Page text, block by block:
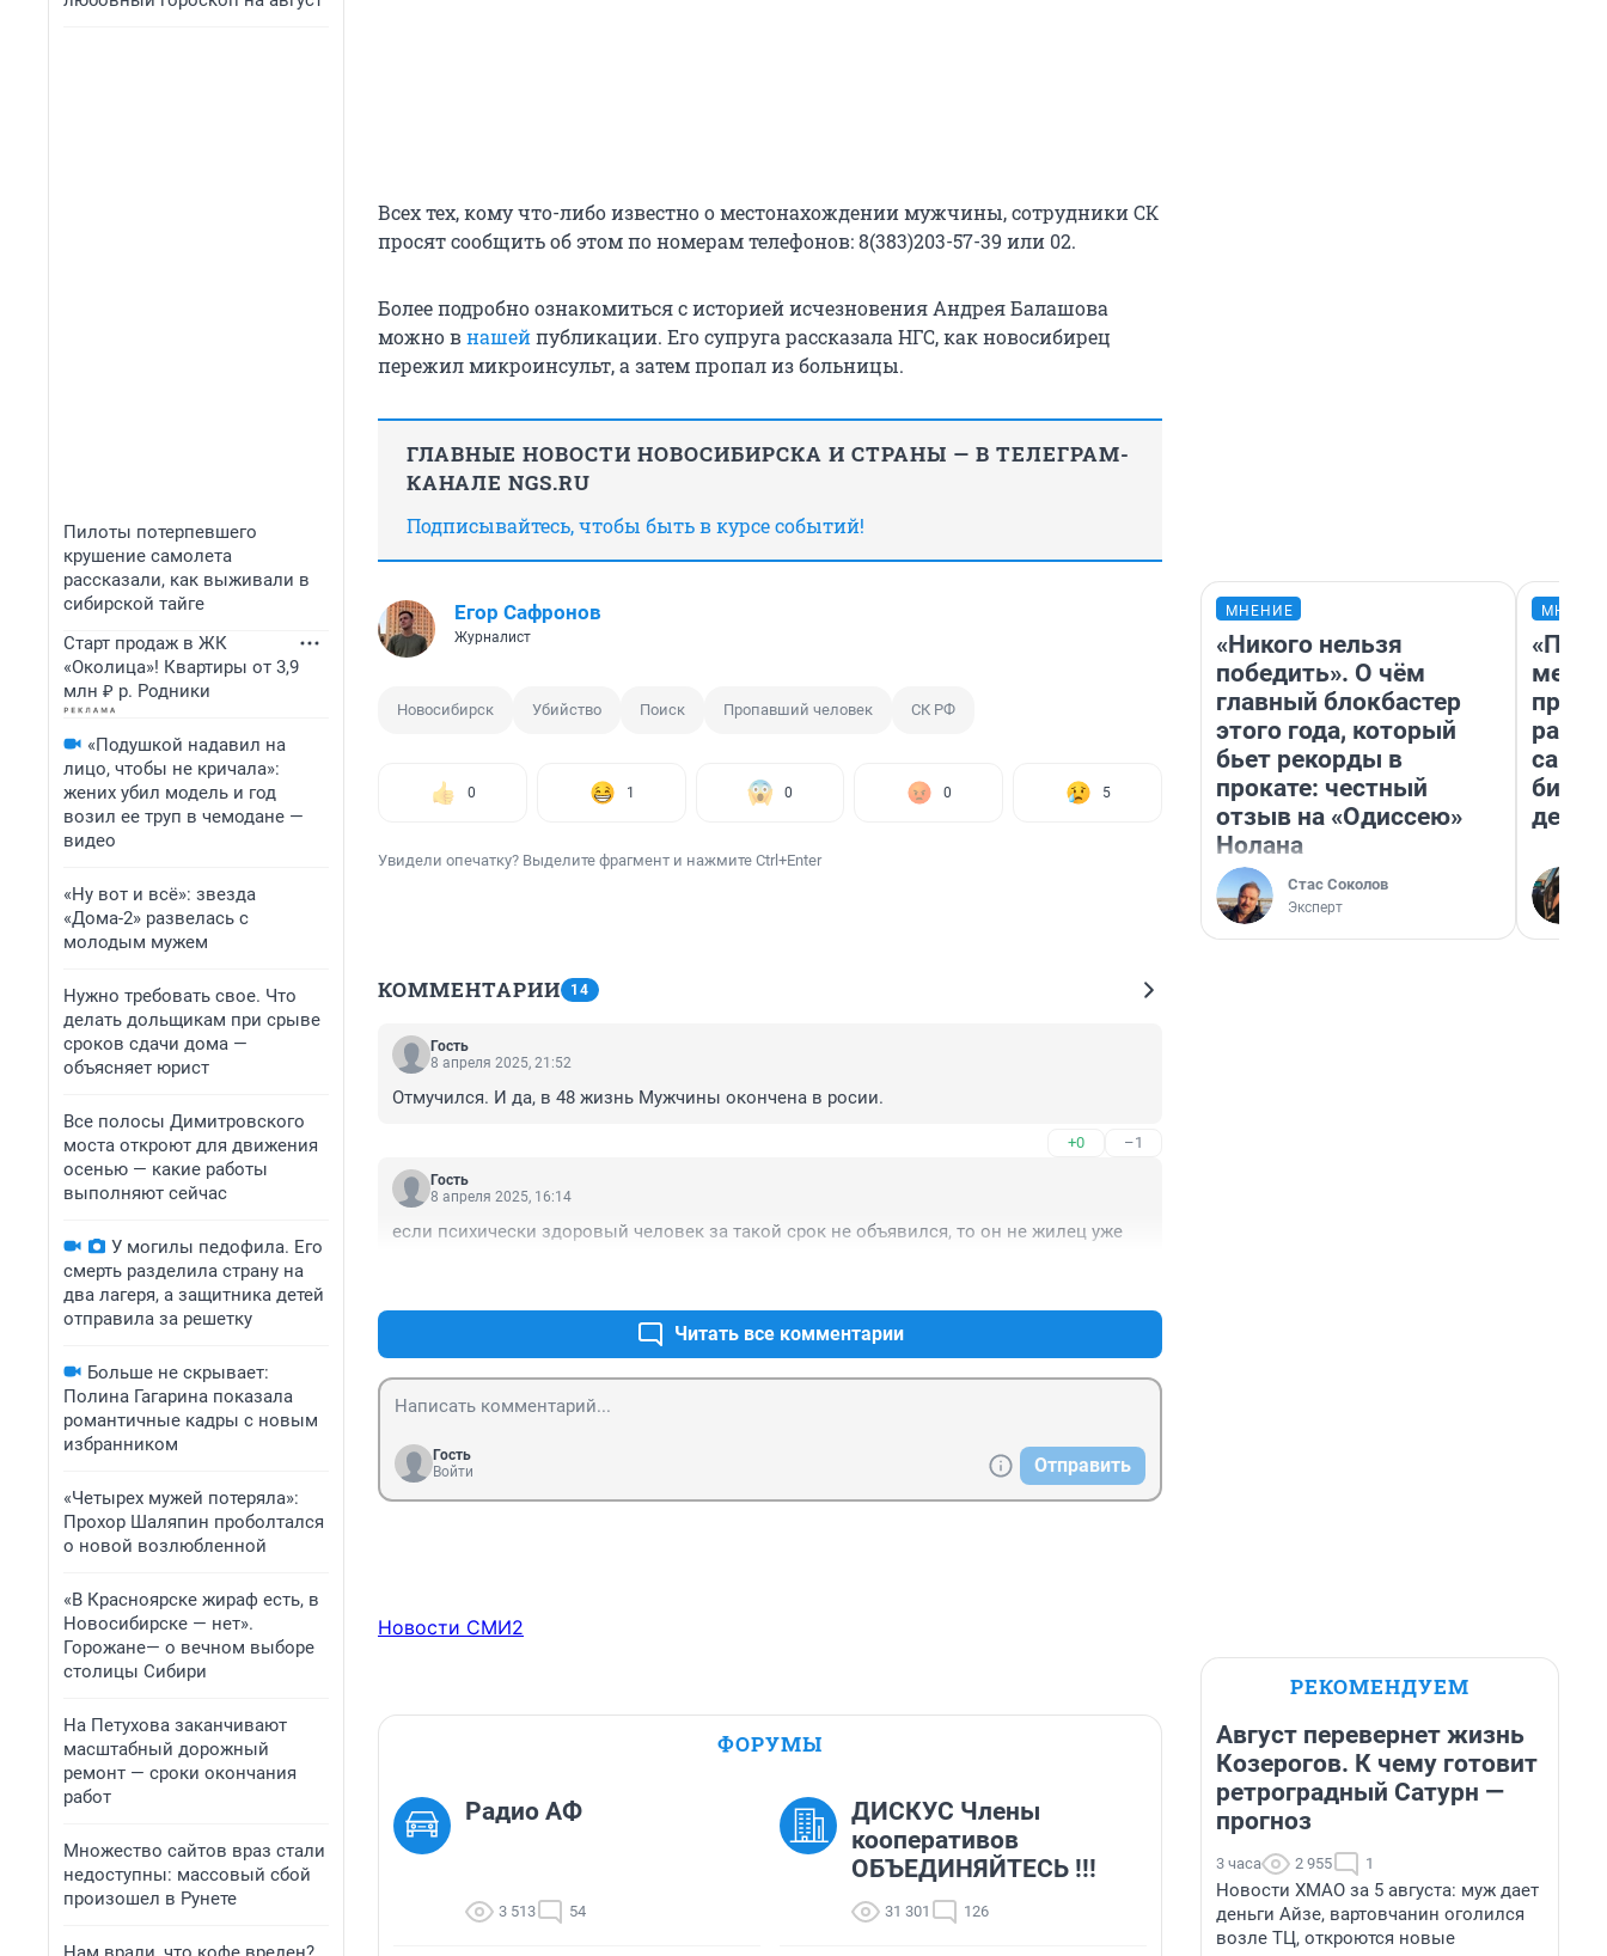
Пилоты потерпевшего
крушение самолета
рассказали, как выживали в
сибирской тайге
Старт продаж в ЖК
«Околица»! Квартиры от 3,9
млн ₽ р. Родники
«Подушкой надавил на
лицо, чтобы не кричала»:
жених убил модель и год
возил ее труп в чемодане —
видео
«Ну вот и всё»: звезда
«Дома-2» развелась с
молодым мужем
Нужно требовать свое. Что
делать дольщикам при срыве
сроков сдачи дома —
объясняет юрист
Все полосы Димитровского
моста откроют для движения
осенью — какие работы
выполняют сейчас
У могилы педофила. Его
смерть разделила страну на
два лагеря, а защитника детей
отправила за решетку
Больше не скрывает:
Полина Гагарина показала
романтичные кадры с новым
избранником
«Четырех мужей потеряла»:
Прохор Шаляпин проболтался
о новой возлюбленной
«В Красноярске жираф есть, в
Новосибирске — нет».
Горожане— о вечном выборе
столицы Сибири
На Петухова заканчивают
масштабный дорожный
ремонт — сроки окончания
работ
Множество сайтов враз стали
недоступны: массовый сбой
произошел в Рунете
Всех тех, кому что-либо известно о местонахождении мужчины, сотрудники СК
просят сообщить об этом по номерам телефонов: 8(383)203-57-39 или 02.
Более подробно ознакомиться с историей исчезновения Андрея Балашова
можно внашейпубликации. Его супруга рассказала НГС, как новосибирец
пережил микроинсульт, а затем пропал из больницы.
ГЛАВНЫЕ НОВОСТИ НОВОСИБИРСКА И СТРАНЫ — В ТЕЛЕГРАМ-
КАНАЛЕ NGS.RU
Подписывайтесь, чтобы быть в курсе событий!
Егор Сафронов
Журналист
Новосибирск Убийство Поиск Пропавший человек СК РФ
0 1 0 0 5
Увидели опечатку? Выделите фрагмент и нажмите Ctrl+Enter
КОММЕНТАРИИ 14
Гость
8 апреля 2025, 21:52
Отмучился. И да, в 48 жизнь Мужчины окончена в росии.
+0 –1
Гость
8 апреля 2025, 16:14
если психически здоровый человек за такой срок не объявился, то он не жилец уже
Читать все комментарии
Гость
Войти
Отправить
Новости СМИ2
ФОРУМЫ
Радио АФ
3 513 54
ДИСКУС Члены
кооперативов
ОБЪЕДИНЯЙТЕСЬ !!!
31 301 126
МНЕНИЕ
«Никого нельзя
победить». О чём
главный блокбастер
этого года, который
бьет рекорды в
прокате: честный
отзыв на «Одиссею»
Нолана
Стас Соколов
Эксперт
РЕКОМЕНДУЕМ
Август перевернет жизнь
Козерогов. К чему готовит
ретроградный Сатурн —
прогноз
3 часа 2 955 1
Новости ХМАО за 5 августа: муж дает
деньги Айзе, вартовчанин оголился
возле ТЦ, откроются новые